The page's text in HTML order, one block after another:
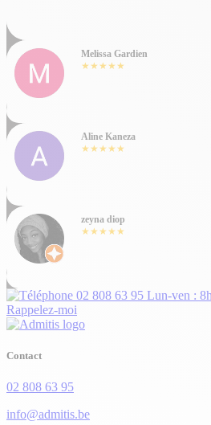
Melissa Gardien
★★★★★
Aline Kaneza
★★★★★
zeyna diop
★★★★★
02 808 63 95 Lun-ven :
Rappelez-moi
Contact
02 808 63 95
info@admitis.be